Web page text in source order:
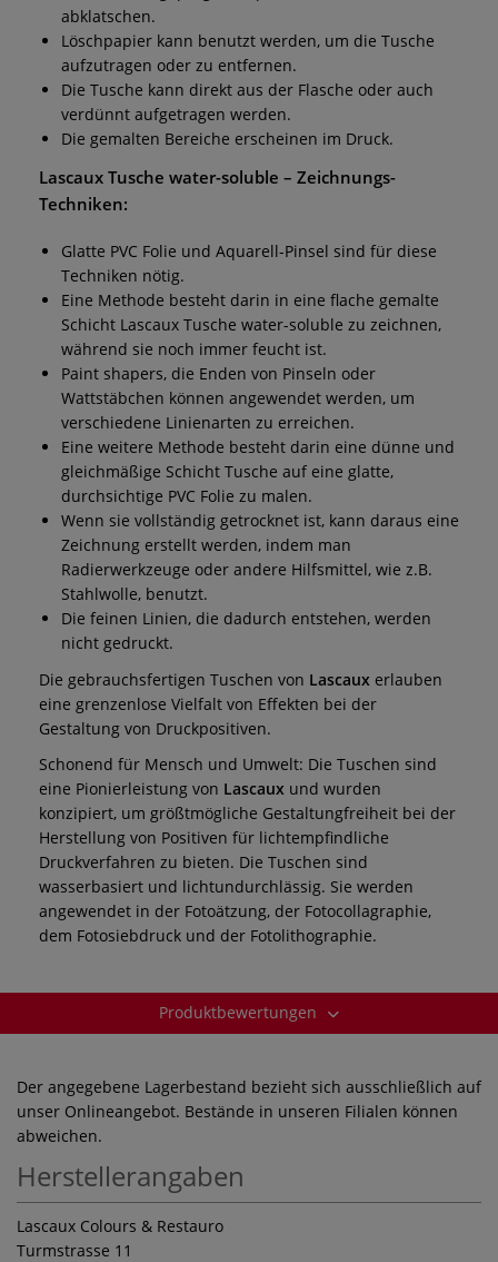
abklatschen.
Löschpapier kann benutzt werden, um die Tusche
aufzutragen oder zu entfernen.
Die Tusche kann direkt aus der Flasche oder auch
verdünnt aufgetragen werden.
Die gemalten Bereiche erscheinen im Druck.
Lascaux Tusche water-soluble – Zeichnungs-
Techniken:
Glatte PVC Folie und Aquarell-Pinsel sind für diese
Techniken nötig.
Eine Methode besteht darin in eine flache gemalte
Schicht Lascaux Tusche water-soluble zu zeichnen,
während sie noch immer feucht ist.
Paint shapers, die Enden von Pinseln oder
Wattstäbchen können angewendet werden, um
verschiedene Linienarten zu erreichen.
Eine weitere Methode besteht darin eine dünne und
gleichmäßige Schicht Tusche auf eine glatte,
durchsichtige PVC Folie zu malen.
Wenn sie vollständig getrocknet ist, kann daraus eine
Zeichnung erstellt werden, indem man
Radierwerkzeuge oder andere Hilfsmittel, wie z.B.
Stahlwolle, benutzt.
Die feinen Linien, die dadurch entstehen, werden
nicht gedruckt.
Die gebrauchsfertigen Tuschen von Lascaux erlauben
eine grenzenlose Vielfalt von Effekten bei der
Gestaltung von Druckpositiven.
Schonend für Mensch und Umwelt: Die Tuschen sind
eine Pionierleistung von Lascaux und wurden
konzipiert, um größtmögliche Gestaltungfreiheit bei der
Herstellung von Positiven für lichtempfindliche
Druckverfahren zu bieten. Die Tuschen sind
wasserbasiert und lichtundurchlässig. Sie werden
angewendet in der Fotoätzung, der Fotocollagraphie,
dem Fotosiebdruck und der Fotolithographie.
Produktbewertungen
Der angegebene Lagerbestand bezieht sich ausschließlich auf
unser Onlineangebot. Bestände in unseren Filialen können
abweichen.
Herstellerangaben
Lascaux Colours & Restauro
Turmstrasse 11